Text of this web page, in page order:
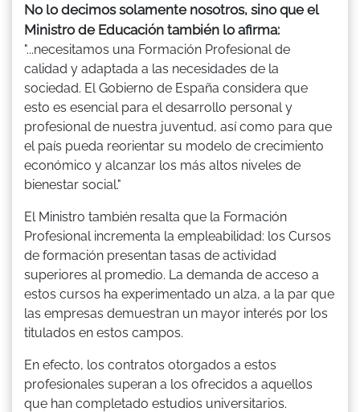
No lo decimos solamente nosotros, sino que el
Ministro de Educación también lo afirma:
"...necesitamos una Formación Profesional de
calidad y adaptada a las necesidades de la
sociedad. El Gobierno de España considera que
esto es esencial para el desarrollo personal y
profesional de nuestra juventud, así como para que
el país pueda reorientar su modelo de crecimiento
económico y alcanzar los más altos niveles de
bienestar social."
El Ministro también resalta que la Formación
Profesional incrementa la empleabilidad: los Cursos
de formación presentan tasas de actividad
superiores al promedio. La demanda de acceso a
estos cursos ha experimentado un alza, a la par que
las empresas demuestran un mayor interés por los
titulados en estos campos.
En efecto, los contratos otorgados a estos
profesionales superan a los ofrecidos a aquellos
que han completado estudios universitarios.